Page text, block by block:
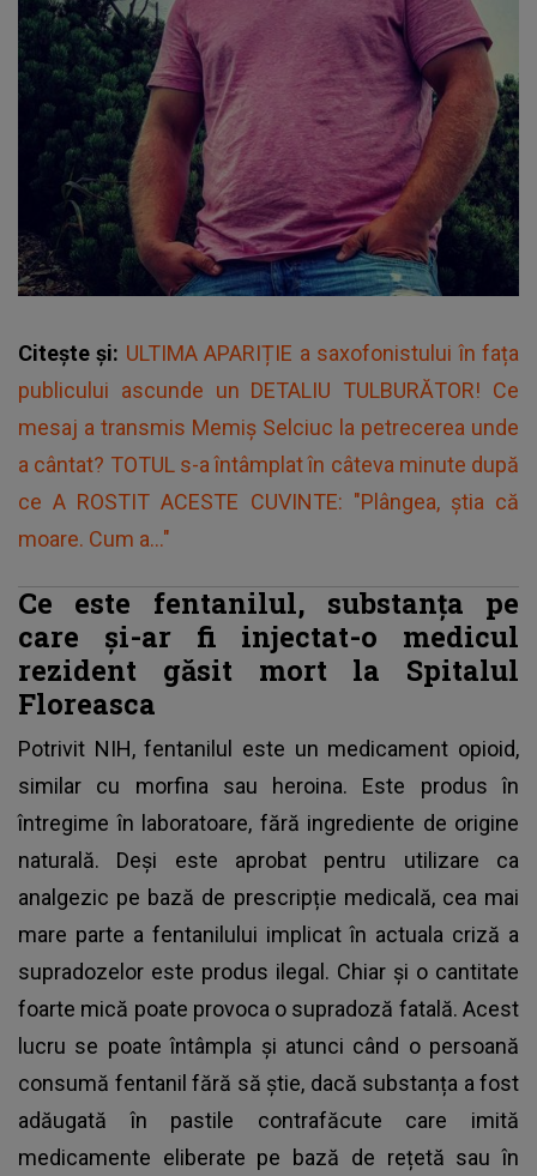
Citește și: ULTIMA APARIȚIE a saxofonistului în fața
publicului ascunde un DETALIU TULBURĂTOR! Ce
mesaj a transmis Memiș Selciuc la petrecerea unde
a cântat? TOTUL s-a întâmplat în câteva minute după
ce A ROSTIT ACESTE CUVINTE: "Plângea, știa că
moare. Cum a..."
Ce este fentanilul, substanța pe
care și-ar fi injectat-o medicul
rezident găsit mort la Spitalul
Floreasca
Potrivit NIH,fentanilul este un medicament opioid,
similar cu morfina sau heroina. Este produs în
întregime în laboratoare, fără ingrediente de origine
naturală. Deși este aprobat pentru utilizare ca
analgezic pe bază de prescripție medicală, cea mai
mare parte a fentanilului implicat în actuala criză a
supradozelor este produs ilegal. Chiar și o cantitate
foarte mică poate provoca o supradoză fatală. Acest
lucru se poate întâmpla și atunci când o persoană
consumă fentanil fără să știe, dacă substanța a fost
adăugată în pastile contrafăcute care imită
medicamente eliberate pe bază de rețetă sau în